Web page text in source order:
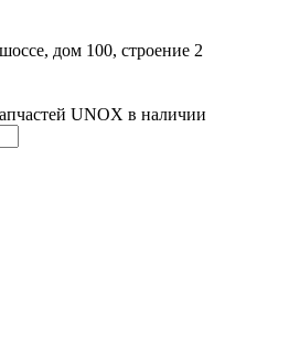
дом 100, строение 2
UNOX в наличии